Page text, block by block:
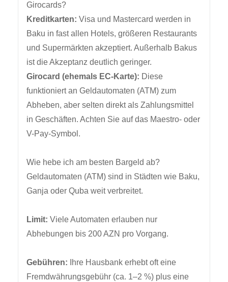
Girocards?
Kreditkarten: Visa und Mastercard werden in
Baku in fast allen Hotels, größeren Restaurants
und Supermärkten akzeptiert. Außerhalb Bakus
ist die Akzeptanz deutlich geringer.
Girocard (ehemals EC-Karte): Diese
funktioniert an Geldautomaten (ATM) zum
Abheben, aber selten direkt als Zahlungsmittel
in Geschäften. Achten Sie auf das Maestro- oder
V-Pay-Symbol.
Wie hebe ich am besten Bargeld ab?
Geldautomaten (ATM) sind in Städten wie Baku,
Ganja oder Quba weit verbreitet.
Limit: Viele Automaten erlauben nur
Abhebungen bis 200 AZN pro Vorgang.
Gebühren: Ihre Hausbank erhebt oft eine
Fremdwährungsgebühr (ca. 1–2 %) plus eine